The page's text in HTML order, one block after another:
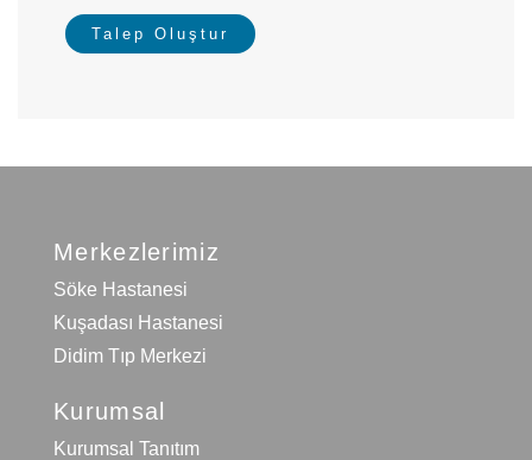
Merkezlerimiz
Söke Hastanesi
Kuşadası Hastanesi
Didim Tıp Merkezi
Kurumsal
Kurumsal Tanıtım